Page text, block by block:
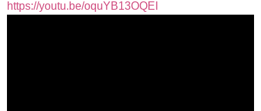
https://youtu.be/oquYB13OQEI